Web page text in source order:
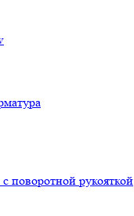
поворотной рукояткой